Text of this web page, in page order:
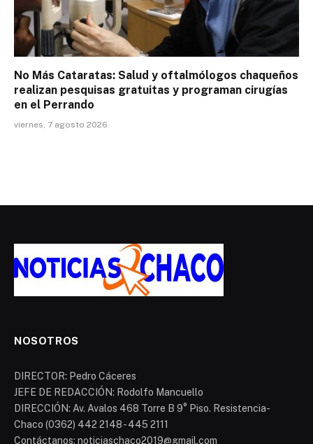
No Más Cataratas: Salud y oftalmólogos chaqueños
realizan pesquisas gratuitas y programan cirugías
en el Perrando
viernes, 7 agosto 2026
NOSOTROS
DIRECTOR: Pedro Cáceres
JEFE DE REDACCIÓN: Rodolfo Mancuello
DIRECCIÓN: Av. Avalos 468 Torre B 9° Piso. Resistencia-
Chaco (0362) 442 2148 - 445 2111
Contáctanos: noticiaschaco2019@gmail.com